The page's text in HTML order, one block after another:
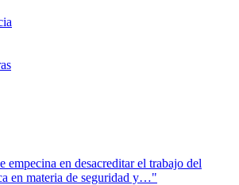
empecina en desacreditar el trabajo del
en materia de seguridad y…"